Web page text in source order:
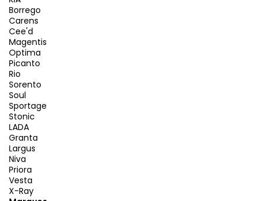
Borrego
Carens
Cee'd
Magentis
Optima
Picanto
Rio
Sorento
Soul
Sportage
Stonic
LADA
Granta
Largus
Niva
Priora
Vesta
X-Ray